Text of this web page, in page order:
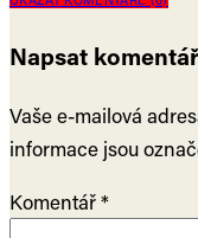
Napsat komentář
Vaše e-mailová
informace jsou
Komentář*